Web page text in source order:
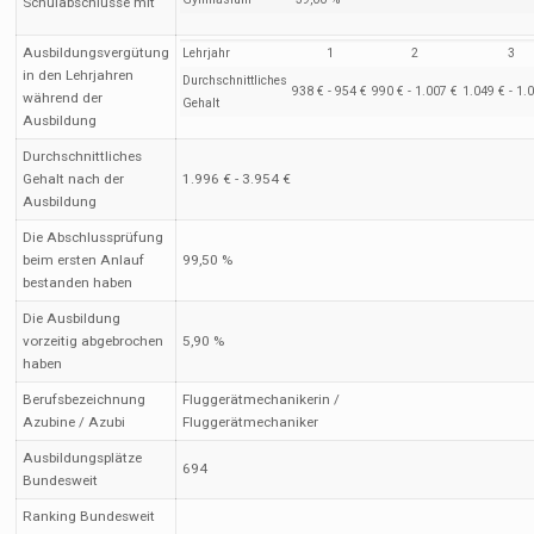
Ausbildungsvergütung
in den Lehrjahren
während der
Ausbildung
Lehrjahr 1 2
3
Durchschnittliches
Gehalt
938 € - 954 € 990 € - 1.007 € 1.049 € -
Durchschnittliches
Gehalt nach der
Ausbildung
1.996 € - 3.954 €
Die Abschlussprüfung
beim ersten Anlauf
bestanden haben
99,50 %
Die Ausbildung
vorzeitig abgebrochen
haben
5,90 %
Berufsbezeichnung
Azubine / Azubi
Fluggerätmechanikerin /
Fluggerätmechaniker
Ausbildungsplätze
Bundesweit
694
Ranking Bundesweit